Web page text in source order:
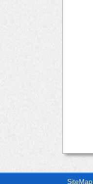
SiteMap